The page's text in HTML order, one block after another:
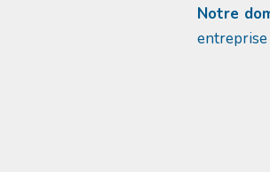
Notre
entreprise